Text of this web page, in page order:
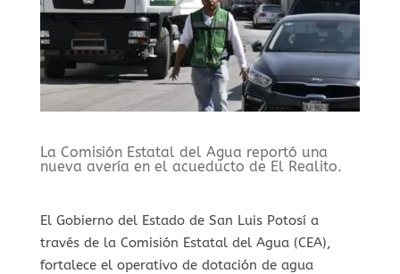
⁠La Comisión Estatal del Agua reportó una
nueva avería en el acueducto de El Realito.
El Gobierno del Estado de San Luis Potosí a
través de la Comisión Estatal del Agua (CEA),
fortalece el operativo de dotación de agua